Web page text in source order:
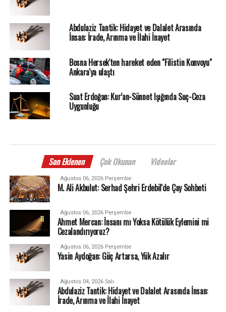
Abdulaziz Tantik: Hidayet ve Dalalet Arasında
İnsan: İrade, Arınma ve İlahi İnayet
Bosna Hersek'ten hareket eden "Filistin Konvoyu"
Ankara'ya ulaştı
Suat Erdoğan: Kur’an-Sünnet Işığında Suç-Ceza
Uygunluğu
Son Eklenen Çok Okunan Videolar
Ağustos 06, 2026 Perşembe
M. Ali Akbulut: Serhad Şehri Erdebil'de Çay Sohbeti
Ağustos 06, 2026 Perşembe
Ahmet Mercan: İnsanı mı Yoksa Kötülük Eylemini mi
Cezalandırıyoruz?
Ağustos 06, 2026 Perşembe
Yasin Aydoğan: Güç Artarsa, Yük Azalır
Ağustos 04, 2026 Salı
Abdulaziz Tantik: Hidayet ve Dalalet Arasında İnsan:
İrade, Arınma ve İlahi İnayet